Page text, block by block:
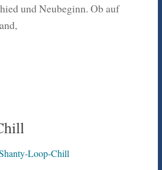
und Neubeginn. Ob auf